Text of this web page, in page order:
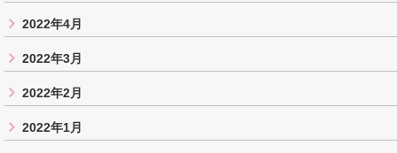
2022年4月
2022年3月
2022年2月
2022年1月